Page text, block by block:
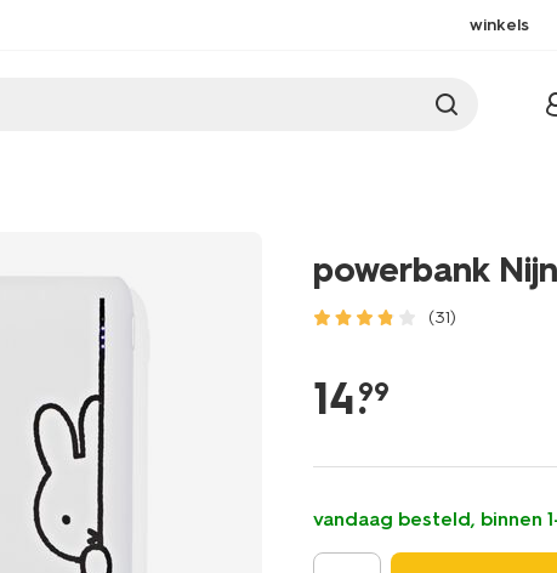
winkels
powerbank
(31)
geheugen/powerbank-
14.
99
vandaag besteld, binnen